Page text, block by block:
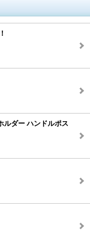
ルダー ハンドルポス